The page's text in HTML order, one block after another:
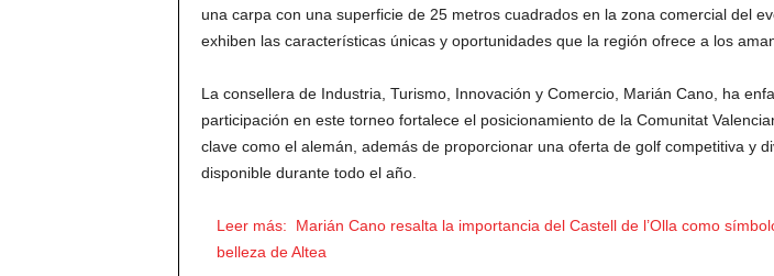
una carpa con una superficie de 25 metros cuadrados en la zona comercial del
exhiben las características únicas y oportunidades que la región ofrece a los
La consellera de Industria, Turismo, Innovación y Comercio, Marián Cano, ha
participación en este torneo fortalece el posicionamiento de la Comunitat
clave como el alemán, además de proporcionar una oferta de golf competitiva y
disponible durante todo el año.
Leer más:
Marián Cano resalta la importancia del Castell de l’Olla como
belleza de Altea